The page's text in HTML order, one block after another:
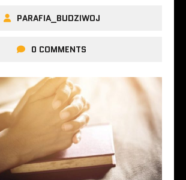
PARAFIA_BUDZIWOJ
0 COMMENTS